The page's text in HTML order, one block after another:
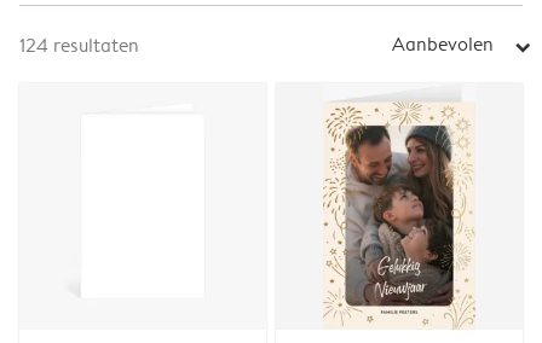
124 resultaten Aanbevolen arrow_right